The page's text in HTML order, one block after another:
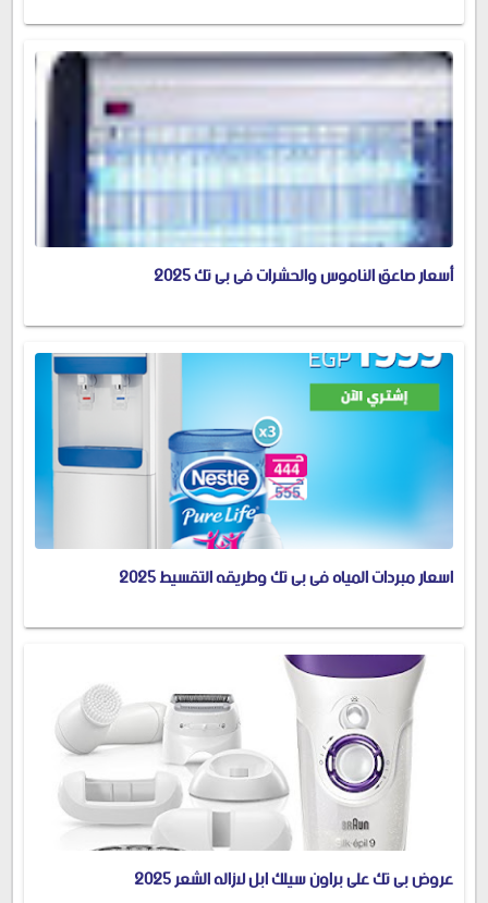
أسعار صاعق الناموس والحشرات فى بى تك 2025
اسعار مبردات المياه فى بى تك وطريقه التقسيط 2025
عروض بى تك على براون سيلك ابل لازاله الشعر 2025